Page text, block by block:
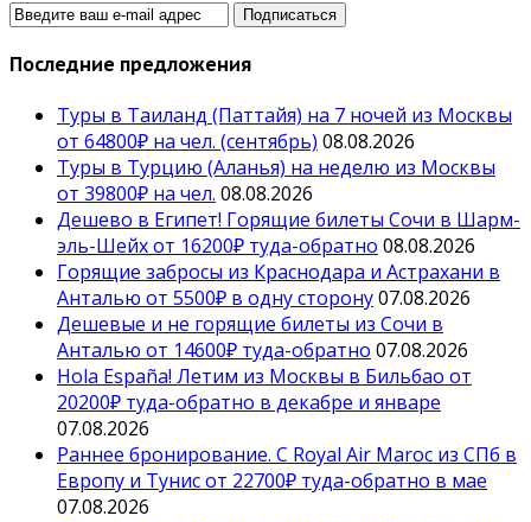
Последние предложения
Туры в Таиланд (Паттайя) на 7 ночей из Москвы
от 64800₽ на чел. (сентябрь) 08.08.2026
Туры в Турцию (Аланья) на неделю из Москвы
от 39800₽ на чел. 08.08.2026
Дешево в Египет! Горящие билеты Сочи в Шарм-
эль-Шейх от 16200₽ туда-обратно 08.08.2026
Горящие забросы из Краснодара и Астрахани в
Анталью от 5500₽ в одну сторону07.08.2026
Дешевые и не горящие билеты из Сочи в
Анталью от 14600₽ туда-обратно 07.08.2026
Hola España! Летим из Москвы в Бильбао от
20200₽ туда-обратно в декабре и январе
07.08.2026
Раннее бронирование. С Royal Air Maroc из СПб в
Европу и Тунис от 22700₽ туда-обратно в мае
07.08.2026